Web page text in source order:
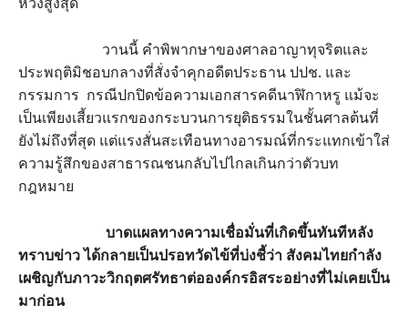
วานนี้ คำพิพากษาของศาลอาญาทุจริตและ
ประพฤติมิชอบกลางที่สั่งจำคุกอดีตประธาน ปปช. และ
กรรมการ กรณีปกปิดข้อความเอกสารคดีนาฬิกาหรู แม้จะ
เป็นเพียงเสี้ยวแรกของกระบวนการยุติธรรมในชั้นศาลต้นที่
ยังไม่ถึงที่สุด แต่แรงสั่นสะเทือนทางอารมณ์ที่กระแทกเข้าใส่
ความรู้สึกของสาธารณชนกลับไปไกลเกินกว่าตัวบท
กฎหมาย
บาดแผลทางความเชื่อมั่นที่เกิดขึ้นทันทีหลัง
ทราบข่าว ได้กลายเป็นปรอทวัดไข้ที่บ่งชี้ว่า สังคมไทยกำลัง
เผชิญกับภาวะวิกฤตศรัทธาต่อองค์กรอิสระอย่างที่ไม่เคยเป็น
มาก่อน